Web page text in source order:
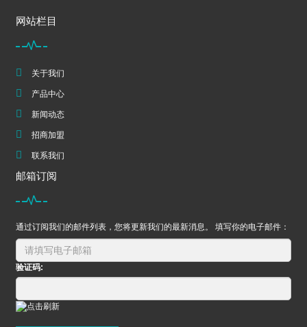
网站栏目
关于我们
产品中心
新闻动态
招商加盟
联系我们
邮箱订阅
通过订阅我们的邮件列表，您将更新我们的最新消息。 填写你的电子邮件：
验证码: